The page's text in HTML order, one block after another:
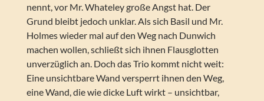
nennt, vor Mr. Whateley große Angst hat. Der
Grund bleibt jedoch unklar. Als sich Basil und Mr.
Holmes wieder mal auf den Weg nach Dunwich
machen wollen, schließt sich ihnen Flausglotten
unverzüglich an. Doch das Trio kommt nicht weit:
Eine unsichtbare Wand versperrt ihnen den Weg,
eine Wand, die wie dicke Luft wirkt – unsichtbar,